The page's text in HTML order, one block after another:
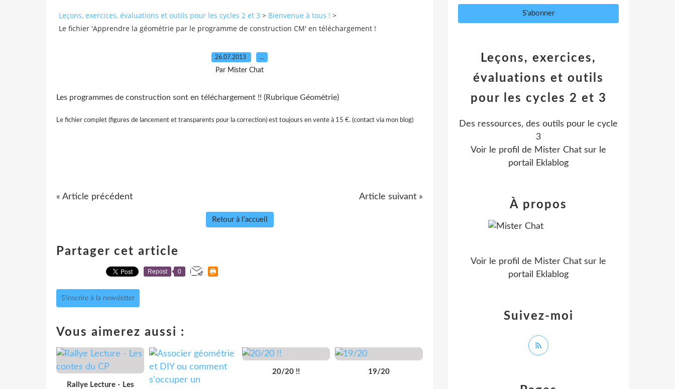
Leçons, exercices, évaluations et outils pour les cycles 2 et 3 > Bienvenue à tous ! >
Le fichier 'Apprendre la géométrie par le programme de construction CM' en téléchargement !
26.07.2013 …
Par Mister Chat
Les programmes de construction sont en téléchargement !! (Rubrique Géométrie)
Le fichier complet (figures de lancement et transparents pour la correction) est toujours en vente à 15 €. (contact via mon blog)
« Article précédent Article suivant »
Retour à l'accueil
Partager cet article
Repost 0
S'inscrire à la newsletter
Vous aimerez aussi :
Rallye Lecture - Les
20/20 !! 19/20
Leçons, exercices,
évaluations et outils
pour les cycles 2 et 3
Des ressources, des outils pour le cycle
3
Voir le profil de Mister Chat sur le
portail Eklablog
Suivez-moi
À propos
Voir le profil de Mister Chat sur le
portail Eklablog